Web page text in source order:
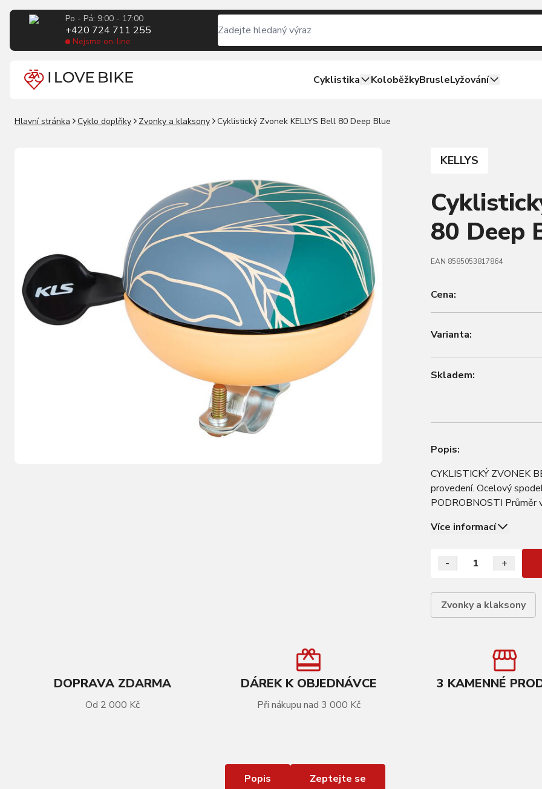
Po - Pá: 9:00 - 17:00
+420 724 711 255
Nejsme on-line
Cyklistika KoloběžkyBrusleLyžování
Hlavní stránka Cyklo doplňky Zvonky a klaksony Cyklistický Zvonek KELLYS Bell 80 Deep Blue
KELLYS
80 Deep
EAN 8585053817864
Cena:
Varianta:
Skladem:
Popis:
CYKLISTICKÝ ZVONEK
provedení. Ocelový
PODROBNOSTI Průměr
Více informací
- +
Zvonky a klaksony
DOPRAVA ZDARMA
Od 2 000 Kč
DÁREK K OBJEDNÁVCE
Při nákupu nad 3 000 Kč
3 KAMENNÉ
VÍCE INFORMACÍ
Popis Zeptejte se